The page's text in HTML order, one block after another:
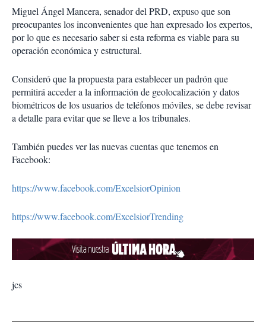
Miguel Ángel Mancera, senador del PRD, expuso que son
preocupantes los inconvenientes que han expresado los expertos,
por lo que es necesario saber si esta reforma es viable para su
operación económica y estructural.
Consideró que la propuesta para establecer un padrón que
permitirá acceder a la información de geolocalización y datos
biométricos de los usuarios de teléfonos móviles, se debe revisar
a detalle para evitar que se lleve a los tribunales.
También puedes ver las nuevas cuentas que tenemos en
Facebook:
https://www.facebook.com/ExcelsiorOpinion
https://www.facebook.com/ExcelsiorTrending
jcs